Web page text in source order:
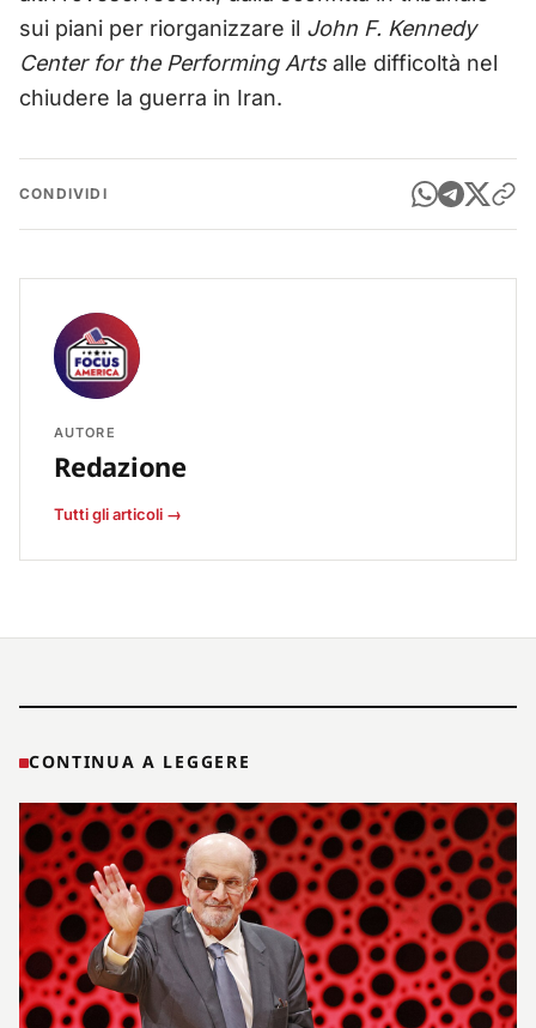
sui piani per riorganizzare il John F. Kennedy
Center for the Performing Artsalle difficoltà nel
chiudere la guerra in Iran.
CONDIVIDI
AUTORE
Redazione
Tutti gli articoli →
CONTINUA A LEGGERE